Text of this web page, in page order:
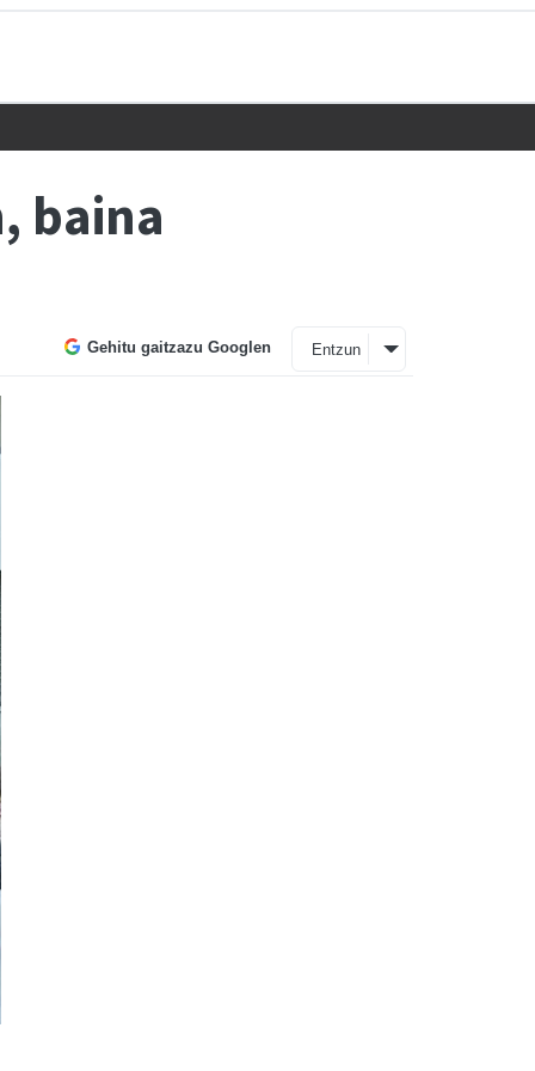
baina
Gehitu gaitzazu Googlen Entzun